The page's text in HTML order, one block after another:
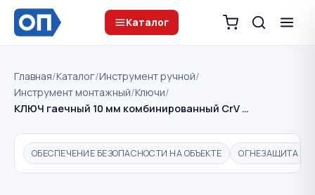
Каталог
Главная/Каталог/Инструмент ручной/
Инструмент монтажный/Ключи/
КЛЮЧ гаечный 10 мм комбинированный CrV …
ОБЕСПЕЧЕНИЕ БЕЗОПАСНОСТИ НА ОБЪЕКТЕ ОГНЕЗАЩИТА